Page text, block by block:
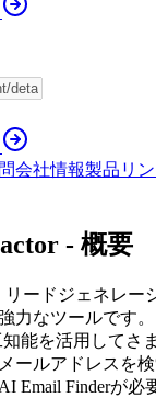
会社情報製品リ
- 概要
リードジェネレー
力なツールです
知能を活用してさ
ールアドレスを
Email Finderが必